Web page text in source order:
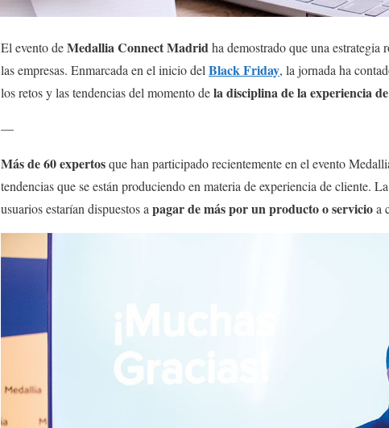
El evento deMedallia Connect Madridha demostrado que una estrategia
las empresas. Enmarcada en el inicio del Black Friday, la jornada ha
los retos y las tendencias del momento dela disciplina de la experiencia
—
Más de 60 expertosque han participado recientemente en el evento
tendencias que se están produciendo en materia de experiencia de cliente.
usuarios estarían dispuestos a pagar de más por un producto o servicioa